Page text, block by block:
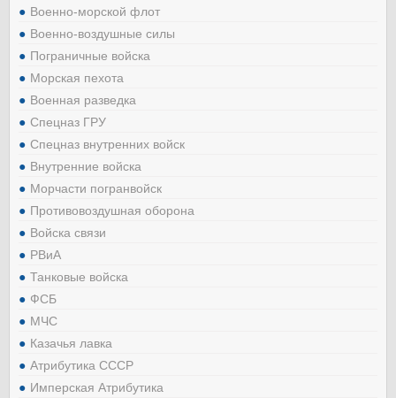
Военно-морской флот
Военно-воздушные силы
Пограничные войска
Морская пехота
Военная разведка
Спецназ ГРУ
Спецназ внутренних войск
Внутренние войска
Морчасти погранвойск
Противовоздушная оборона
Войска связи
РВиА
Танковые войска
ФСБ
МЧС
Казачья лавка
Атрибутика СССР
Имперская Атрибутика